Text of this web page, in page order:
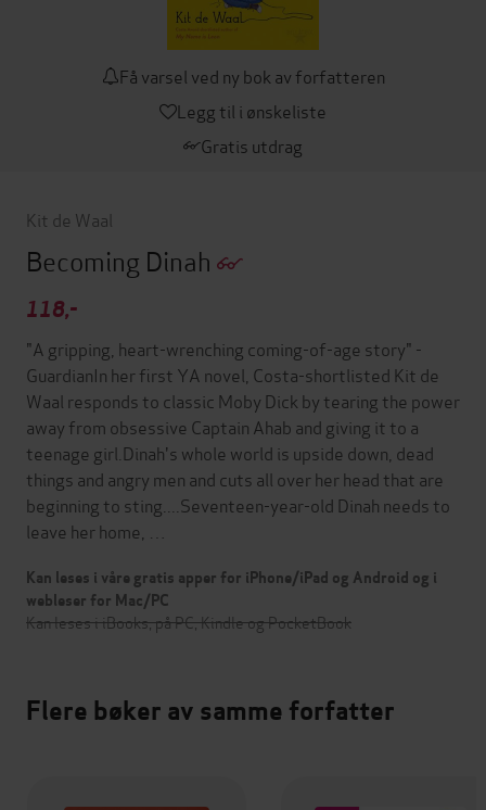
Få varsel ved ny bok av forfatteren
Legg til i ønskeliste
Gratis utdrag
Kit de Waal
Becoming Dinah
118,-
"A gripping, heart-wrenching coming-of-age story" -
GuardianIn her first YA novel, Costa-shortlisted Kit de
Waal responds to classic Moby Dick by tearing the power
away from obsessive Captain Ahab and giving it to a
teenage girl.Dinah's whole world is upside down, dead
things and angry men and cuts all over her head that are
beginning to sting....Seventeen-year-old Dinah needs to
leave her home, …
Kan leses i våre gratis apper for iPhone/iPad og Android og i
webleser for Mac/PC
Kan leses i iBooks, på PC, Kindle og PocketBook
Flere bøker av samme forfatter